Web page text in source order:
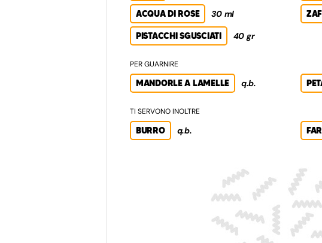
ACQUA DI ROSE 30 ml
PISTACCHI SGUSCIATI 40 gr
PER GUARNIRE
MANDORLE A LAMELLE q.b.
TI SERVONO INOLTRE
BURRO q.b.